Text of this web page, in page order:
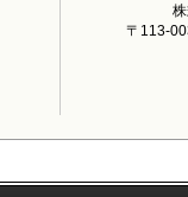
〒113-